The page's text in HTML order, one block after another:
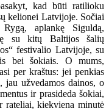
kad būti ratilioku
kelionei Latvijoje. Sočiai
aplankę Siguldą,
su kitų Baltijos šalių
festivalio Latvijoje, su
bei šokiais. O mums,
per kraštus: jei penkias
jau užvedamos dainos, o
ir prasideda šokiai,
kiekviena minutė